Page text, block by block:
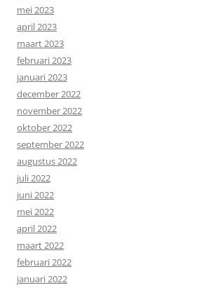
mei 2023
april 2023
maart 2023
februari 2023
januari 2023
december 2022
november 2022
oktober 2022
september 2022
augustus 2022
juli 2022
juni 2022
mei 2022
april 2022
maart 2022
februari 2022
januari 2022